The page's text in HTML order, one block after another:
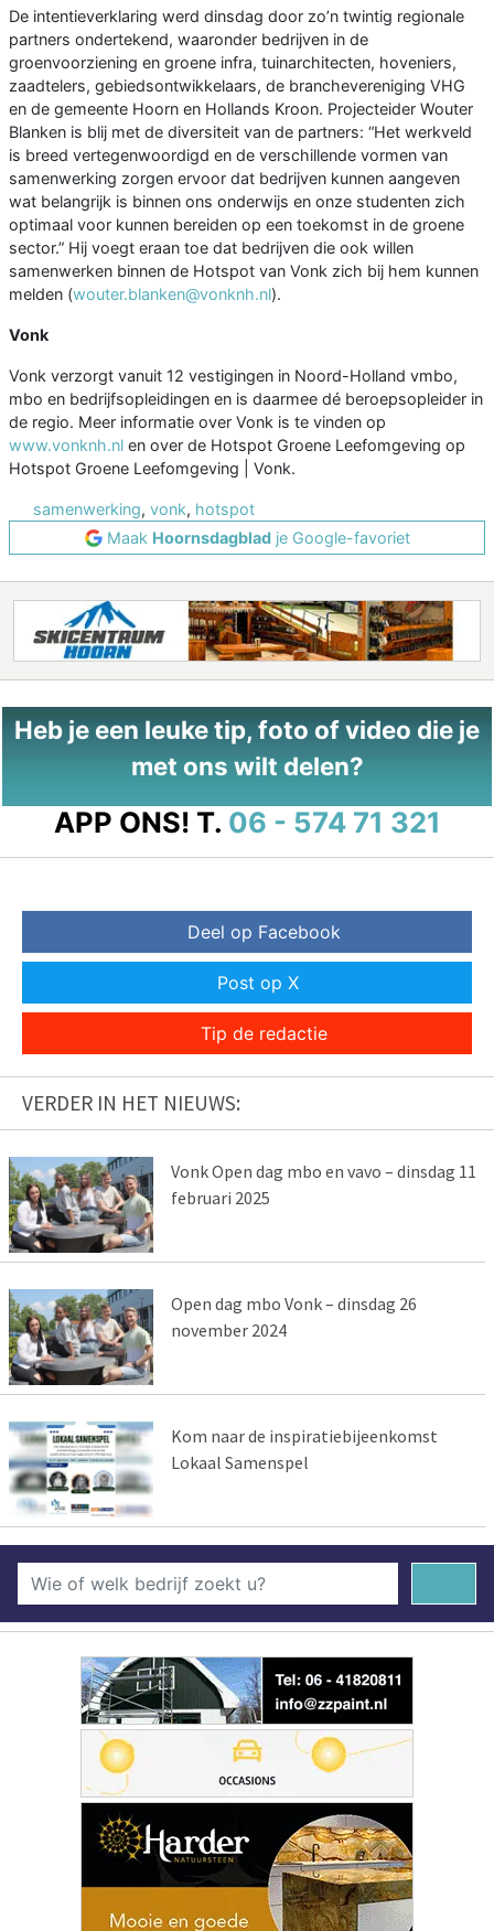
De intentieverklaring werd dinsdag door zo’n twintig regionale
partners ondertekend, waaronder bedrijven in de
groenvoorziening en groene infra, tuinarchitecten, hoveniers,
zaadtelers, gebiedsontwikkelaars, de branchevereniging VHG
en de gemeente Hoorn en Hollands Kroon. Projecteider Wouter
Blanken is blij met de diversiteit van de partners: “Het werkveld
is breed vertegenwoordigd en de verschillende vormen van
samenwerking zorgen ervoor dat bedrijven kunnen aangeven
wat belangrijk is binnen ons onderwijs en onze studenten zich
optimaal voor kunnen bereiden op een toekomst in de groene
sector.” Hij voegt eraan toe dat bedrijven die ook willen
samenwerken binnen de Hotspot van Vonk zich bij hem kunnen
melden (wouter.blanken@vonknh.nl).
Vonk
Vonk verzorgt vanuit 12 vestigingen in Noord-Holland vmbo,
mbo en bedrijfsopleidingen en is daarmee dé beroepsopleider in
de regio. Meer informatie over Vonk is te vinden op
www.vonknh.nl en over de Hotspot Groene Leefomgeving op
Hotspot Groene Leefomgeving | Vonk.
samenwerking, vonk, hotspot
Maak Hoornsdagbladje Google-favoriet
Heb je een leuke tip, foto of video die je
met ons wilt delen?
APP ONS! T. 06 - 574 71 321
Deel op Facebook
Post op X
Tip de redactie
VERDER IN HET NIEUWS:
Vonk Open dag mbo en vavo – dinsdag 11
februari 2025
Open dag mbo Vonk – dinsdag 26
november 2024
Kom naar de inspiratiebijeenkomst
Lokaal Samenspel